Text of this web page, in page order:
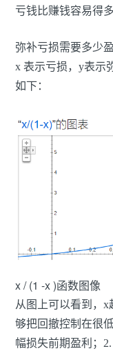
亏钱比赚钱容易得多
弥补亏损需要多少
x 表示亏损，y表示
如下：
x / (1 -x )函数图像
从图上可以看到，
够把回撤控制在很
幅损失前期盈利；